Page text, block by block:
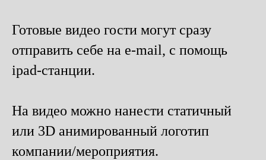
Готовые видео гости могут сразу
отправить себе на e-mail, с помощь
ipad-станции.
На видео можно нанести статичный
или 3D анимированный логотип
компании/мероприятия.